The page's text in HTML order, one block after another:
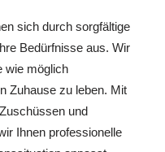
sich durch sorgfältige
Bedürfnisse aus. Wir
wie möglich
Zuhause zu leben. Mit
und
Ihnen professionelle